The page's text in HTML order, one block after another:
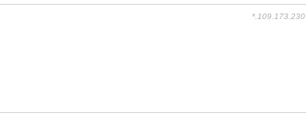
*.109.173.230